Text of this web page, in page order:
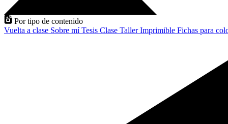
Por tipo de contenido
Vuelta a clase Sobre míTesis Clase TallerImprimible Fichas para